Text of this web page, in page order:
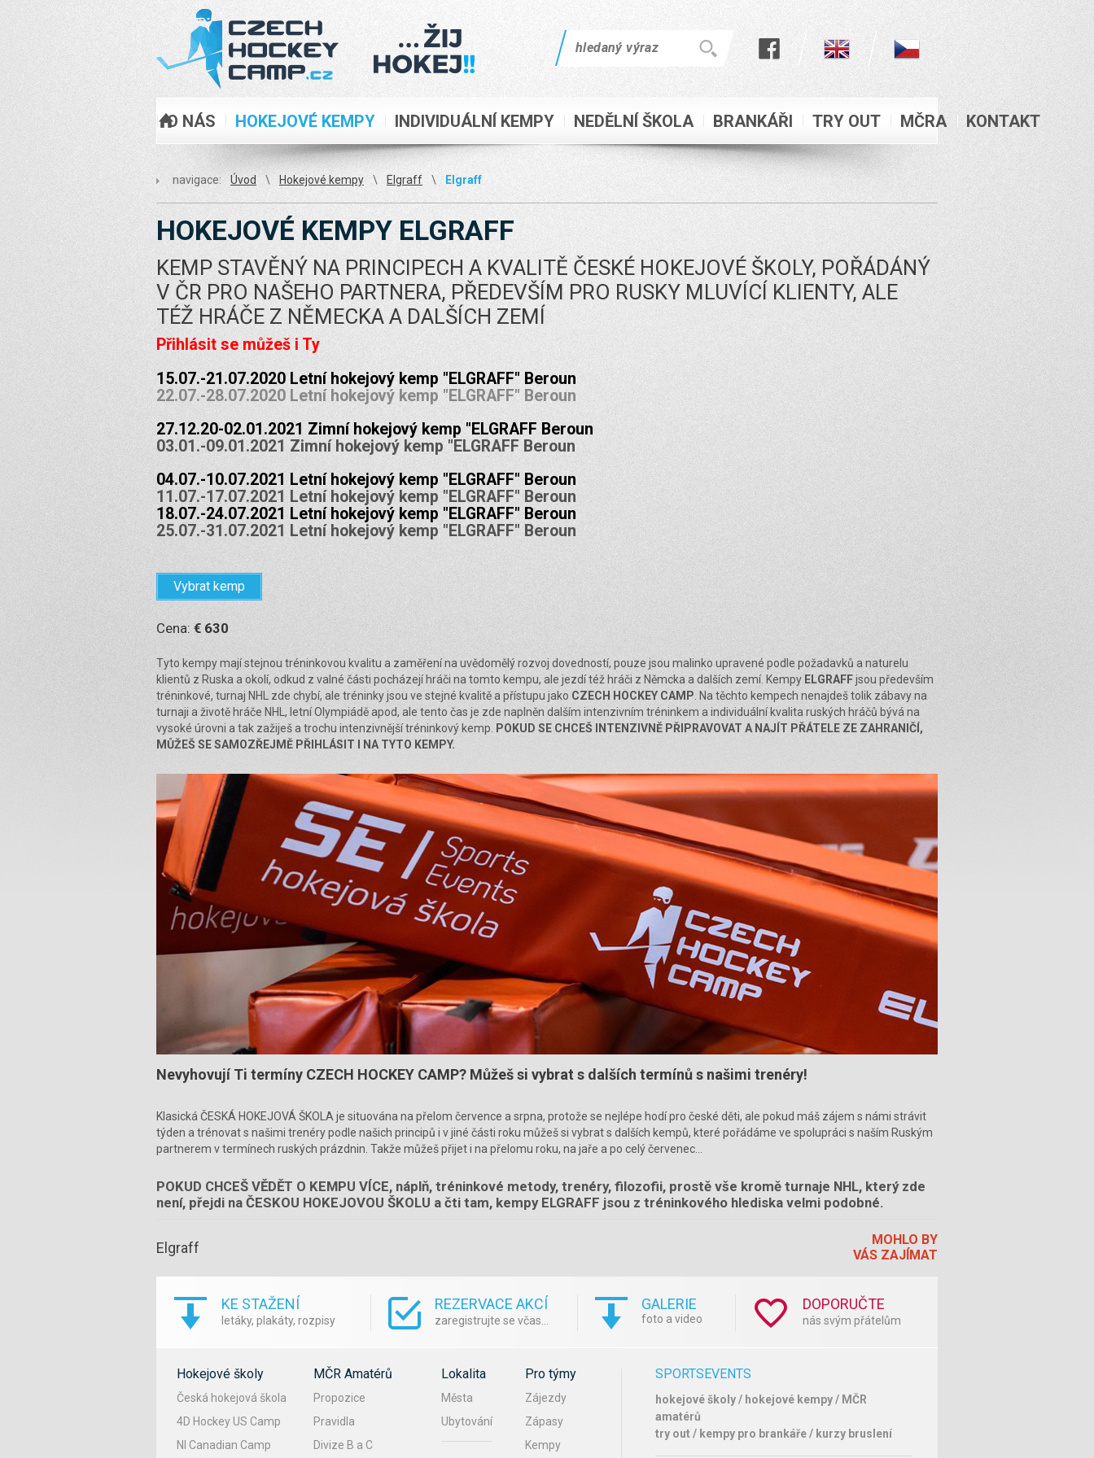
ÚVOD
O NÁS HOKEJOVÉ KEMPY INDIVIDUÁLNÍ KEMPY NEDĚLNÍ ŠKOLA BRANKÁŘI TRY OUT MČRA KONTAKT
navigace: Úvod \ Hokejové kempy \ Elgraff \ Elgraff
HOKEJOVÉ KEMPY ELGRAFF
KEMP STAVĚNÝ NA PRINCIPECH A KVALITĚ ČESKÉ HOKEJOVÉ ŠKOLY, POŘÁDÁNÝ
V ČR PRO NAŠEHO PARTNERA, PŘEDEVŠÍM PRO RUSKY MLUVÍCÍ KLIENTY, ALE
TÉŽ HRÁČE Z NĚMECKA A DALŠÍCH ZEMÍ
Přihlásit se můžeš i Ty
15.07.-21.07.2020 Letní hokejový kemp "ELGRAFF" Beroun
22.07.-28.07.2020 Letní hokejový kemp "ELGRAFF" Beroun
27.12.20-02.01.2021 Zimní hokejový kemp "ELGRAFF Beroun
03.01.-09.01.2021 Zimní hokejový kemp "ELGRAFF Beroun
04.07.-10.07.2021 Letní hokejový kemp "ELGRAFF" Beroun
11.07.-17.07.2021 Letní hokejový kemp "ELGRAFF" Beroun
18.07.-24.07.2021 Letní hokejový kemp "ELGRAFF" Beroun
25.07.-31.07.2021 Letní hokejový kemp "ELGRAFF" Beroun
Vybrat kemp
Cena: € 630
Tyto kempy mají stejnou tréninkovou kvalitu a zaměření na uvědomělý rozvoj dovedností, pouze jsou malinko upravené podle požadavků a naturelu
klientů z Ruska a okolí, odkud z valné části pocházejí hráči na tomto kempu, ale jezdí též hráči z Němcka a dalších zemí. Kempy ELGRAFFjsou především
tréninkové, turnaj NHL zde chybí, ale tréninky jsou ve stejné kvalitě a přístupu jako CZECH HOCKEY CAMP . Na těchto kempech nenajdeš tolik zábavy na
turnaji a životě hráče NHL, letní Olympiádě apod, ale tento čas je zde naplněn dalším intenzivním tréninkem a individuální kvalita ruských hráčů bývá na
vysoké úrovni a tak zažiješ a trochu intenzivnější tréninkový kemp.
POKUD SE CHCEŠ INTENZIVNĚ PŘIPRAVOVAT A NAJÍT PŘÁTELE ZE ZAHRANIČÍ,
MŮŽEŠ SE SAMOZŘEJMĚ PŘIHLÁSIT I NA TYTO KEMPY.
Nevyhovují Ti termíny CZECH HOCKEY CAMP? Můžeš si vybrat s dalších termínů s našimi trenéry!
Klasická ČESKÁ HOKEJOVÁ ŠKOLA je situována na přelom července a srpna, protože se nejlépe hodí pro české děti, ale pokud máš zájem s námi strávit
týden a trénovat s našimi trenéry podle našich principů i v jiné části roku můžeš si vybrat s dalších kempů, které pořádáme ve spolupráci s naším Ruským
partnerem v termínech ruských prázdnin. Takže můžeš přijet i na přelomu roku, na jaře a po celý červenec...
POKUD CHCEŠ VĚDĚT O KEMPU VÍCE, náplň, tréninkové metody, trenéry, filozofii, prostě vše kromě turnaje NHL, který zde
není, přejdi na ČESKOU HOKEJOVOU ŠKOLU a čti tam, kempy ELGRAFF jsou z tréninkového hlediska velmi podobné.
MOHLO BY
VÁS ZAJÍMAT
Elgraff
KE STAŽENÍ
letáky, plakáty, rozpisy
REZERVACE AKCÍ
zaregistrujte se včas...
GALERIE
foto a video
DOPORUČTE
nás svým přátelům
Hokejové školy
Česká hokejová škola
4D Hockey US Camp
NI Canadian Camp
MČR Amatérů
Propozice
Pravidla
Divize B a C
Lokalita
Města
Ubytování
Pro týmy
Zájezdy
Zápasy
Kempy
SPORTSEVENTS
hokejové školy / hokejové kempy / MČR
amatérů
try out / kempy pro brankáře / kurzy bruslení